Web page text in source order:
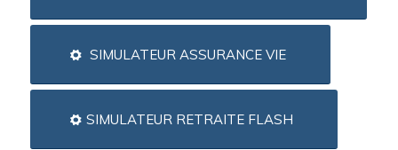
SIMULATEUR ASSURANCE VIE
SIMULATEUR RETRAITE FLASH